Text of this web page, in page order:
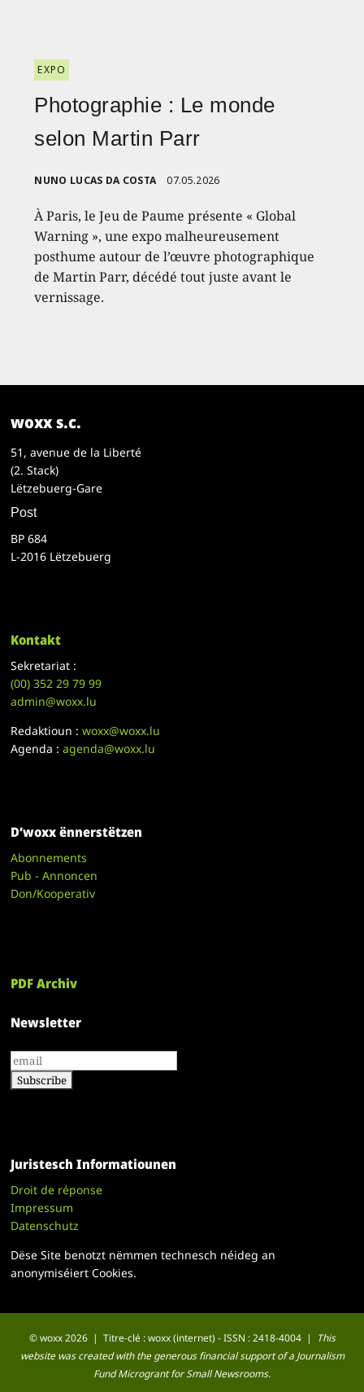
EXPO
Photographie : Le monde
selon Martin Parr
NUNO LUCAS DA COSTA 07.05.2026
À Paris, le Jeu de Paume présente « Global
Warning », une expo malheureusement
posthume autour de l’œuvre photographique
de Martin Parr, décédé tout juste avant le
vernissage.
woxx s.c.
51, avenue de la Liberté
(2. Stack)
Lëtzebuerg-Gare
Post
BP 684
L-2016 Lëtzebuerg
Kontakt
Sekretariat :
(00)352 29 79 99
admin@woxx.lu
Redaktioun :woxx@woxx.lu
Agenda :agenda@woxx.lu
D’woxx ënnerstëtzen
Abonnements
Pub - Annoncen
Don/Kooperativ
PDF Archiv
Newsletter
Juristesch Informatiounen
Droit de réponse
Impressum
Datenschutz
Dëse Site benotzt nëmmen technesch néideg an
anonymiséiert Cookies.
© woxx 2026 | Titre-clé : woxx (internet) - ISSN : 2418-4004 |
This
website was created with the generous financial support of a Journalism
Fund Microgrant for Small Newsrooms.